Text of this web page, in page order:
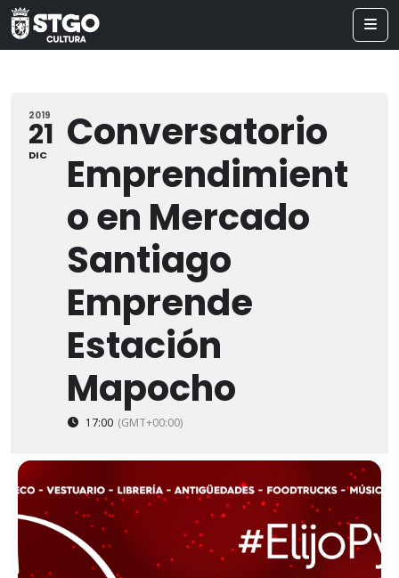
2019
21
DIC
Conversatorio
Emprendimient
o en Mercado
Santiago
Emprende
Estación
Mapocho
17:00 (GMT+00:00)